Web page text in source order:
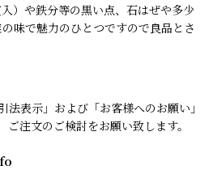
）や鉄分等の黒い点、石はぜや多少
味で魅力のひとつですので良品とさ
法表示」および「お客様へのお願い」
注文のご検討をお願い致します。